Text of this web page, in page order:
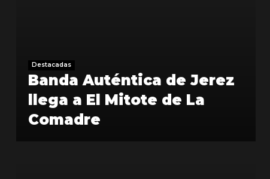
Destacadas
Banda Auténtica de Jerez
llega a El Mitote de La
Comadre